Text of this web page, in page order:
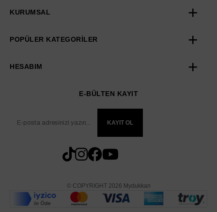
KURUMSAL
POPÜLER KATEGORİLER
HESABIM
E-BÜLTEN KAYIT
KAYIT OL
© COPYRIGHT 2026 Mydukkan